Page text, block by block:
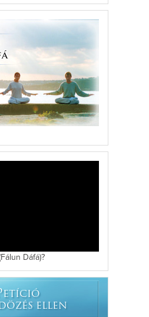
Dáfá)?
ETÍCIÓ
ELLEN